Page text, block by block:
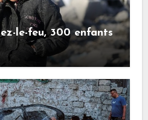
le-feu, 300 enfants